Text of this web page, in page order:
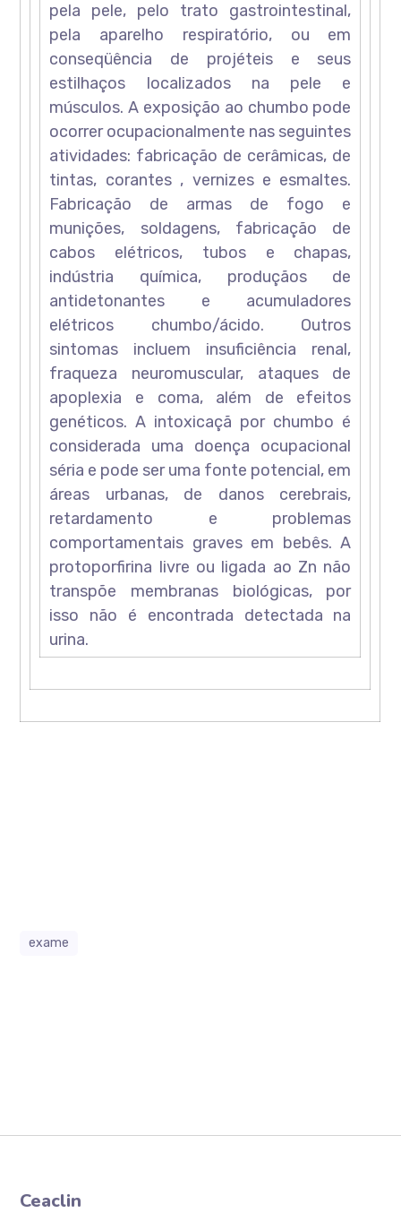
pela pele, pelo trato gastrointestinal,
pela aparelho respiratório, ou em
conseqüência de projéteis e seus
estilhaços localizados na pele e
músculos. A exposição ao chumbo pode
ocorrer ocupacionalmente nas seguintes
atividades: fabricação de cerâmicas, de
tintas, corantes , vernizes e esmaltes.
Fabricação de armas de fogo e
munições, soldagens, fabricação de
cabos elétricos, tubos e chapas,
indústria química, produçãos de
antidetonantes e acumuladores
elétricos chumbo/ácido. Outros
sintomas incluem insuficiência renal,
fraqueza neuromuscular, ataques de
apoplexia e coma, além de efeitos
genéticos. A intoxicaçã por chumbo é
considerada uma doença ocupacional
séria e pode ser uma fonte potencial, em
áreas urbanas, de danos cerebrais,
retardamento e problemas
comportamentais graves em bebês. A
protoporfirina livre ou ligada ao Zn não
transpõe membranas biológicas, por
isso não é encontrada detectada na
urina.
exame
Ceaclin